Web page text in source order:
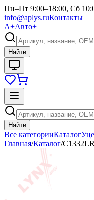
Пн–Пт 9:00–18:00, Сб
info@aplys.ruКонтакты
А+Авто+
Найти
Найти
Все категорииКаталог
Главная/Каталог/C1332LR